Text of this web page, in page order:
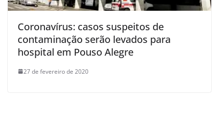
Coronavírus: casos suspeitos de
contaminação serão levados para
hospital em Pouso Alegre
27 de fevereiro de 2020